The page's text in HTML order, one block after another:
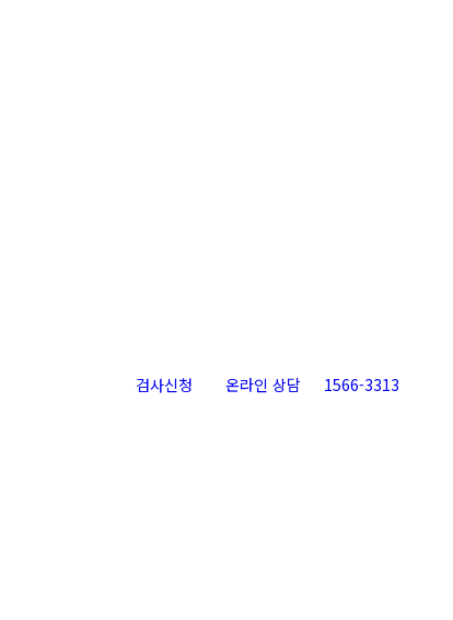
검사신청 온라인 상담 1566-3313